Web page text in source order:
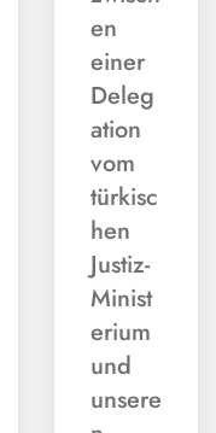
en
einer
Deleg
ation
vom
türkisc
hen
Justiz-
Minist
erium
und
unsere